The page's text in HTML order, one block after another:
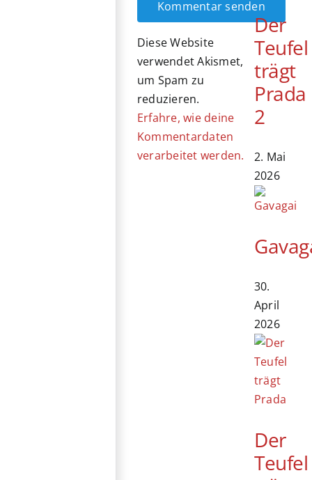
Diese Website
verwendet Akismet,
um Spam zu
reduzieren.
Erfahre, wie deine
Kommentardaten
verarbeitet werden.
Der
Teufel
trägt
Prada
2
2. Mai
2026
30.
April
2026
Der
Teufel